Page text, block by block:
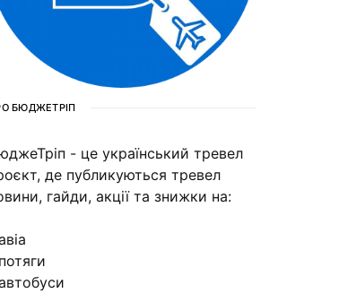
БЮДЖЕТРІП
- це український тревел
де публикуються тревел
гайди, акції та знижки на: